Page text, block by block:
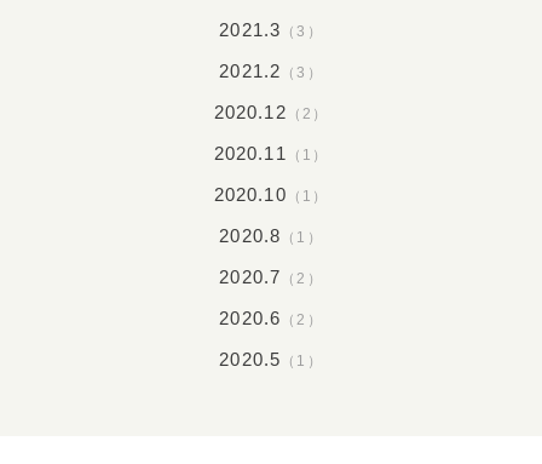
2021.3 （3）
2021.2 （3）
2020.12 （2）
2020.11 （1）
2020.10 （1）
2020.8 （1）
2020.7 （2）
2020.6 （2）
2020.5 （1）